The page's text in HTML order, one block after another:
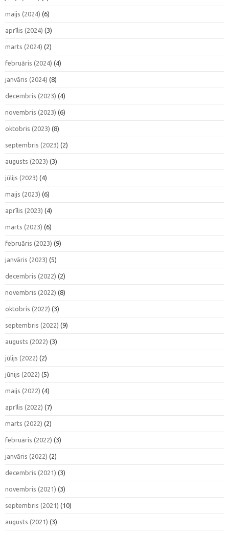
maijs (2024) (6)
aprīlis (2024) (3)
marts (2024) (2)
februāris (2024) (4)
janvāris (2024) (8)
decembris (2023) (4)
novembris (2023) (6)
oktobris (2023) (8)
septembris (2023) (2)
augusts (2023) (3)
jūlijs (2023) (4)
maijs (2023) (6)
aprīlis (2023) (4)
marts (2023) (6)
februāris (2023) (9)
janvāris (2023) (5)
decembris (2022) (2)
novembris (2022) (8)
oktobris (2022) (3)
septembris (2022) (9)
augusts (2022) (3)
jūlijs (2022) (2)
jūnijs (2022) (5)
maijs (2022) (4)
aprīlis (2022) (7)
marts (2022) (2)
februāris (2022) (3)
janvāris (2022) (2)
decembris (2021) (3)
novembris (2021) (3)
septembris (2021) (10)
augusts (2021) (3)